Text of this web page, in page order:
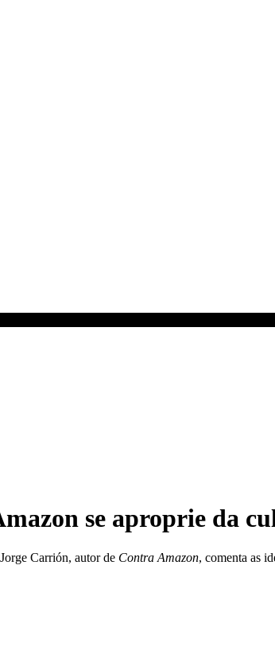
se aproprie da
Carrión, autor de Contra Amazon, comenta as